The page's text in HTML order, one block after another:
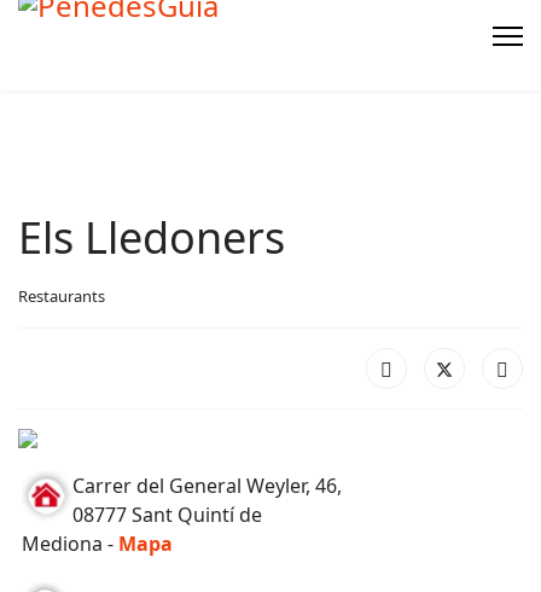
Els Lledoners
Restaurants
Carrer del General Weyler, 46,
08777 Sant Quintí de
Mediona - Mapa